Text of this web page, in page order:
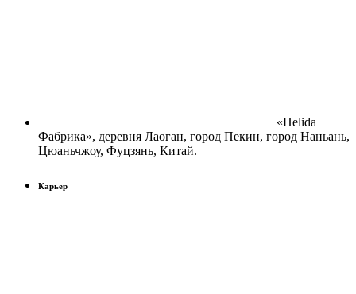
«Helida
Фабрика», деревня Лаоган, город Пекин, город Наньань,
Цюаньчжоу, Фуцзянь, Китай.
Карьер